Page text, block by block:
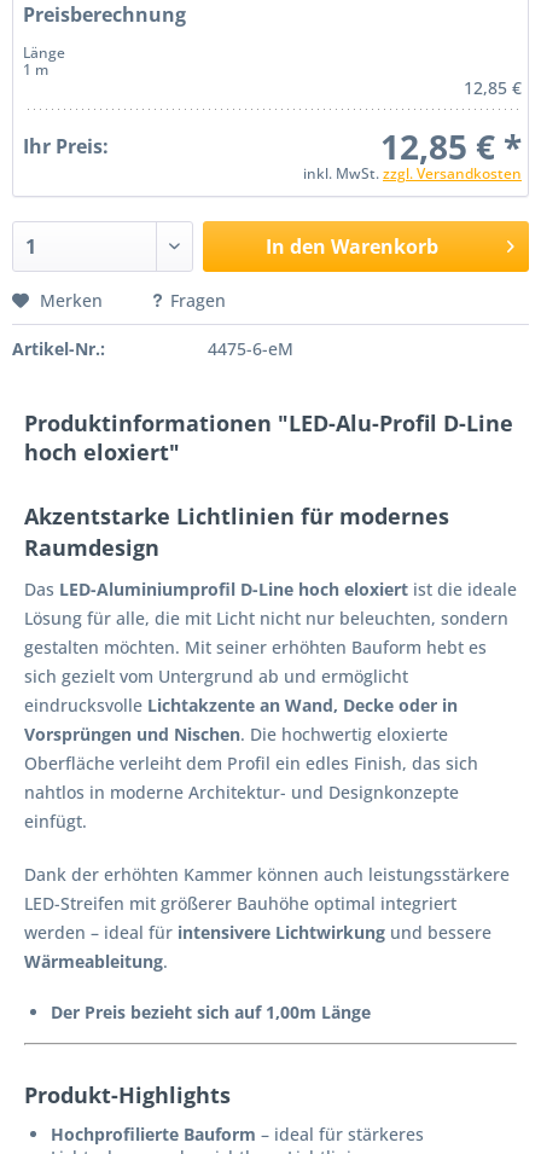
Preisberechnung
Länge
1 m
12,85 €
Ihr Preis: 12,85 € *
inkl. MwSt.zzgl. Versandkosten
In den Warenkorb
Merken Fragen
Artikel-Nr.: 4475-6-eM
Produktinformationen "LED-Alu-Profil D-Line
hoch eloxiert"
Akzentstarke Lichtlinien für modernes
Raumdesign
Das LED-Aluminiumprofil D-Line hoch eloxiert ist die ideale
Lösung für alle, die mit Licht nicht nur beleuchten, sondern
gestalten möchten. Mit seiner erhöhten Bauform hebt es
sich gezielt vom Untergrund ab und ermöglicht
eindrucksvolle Lichtakzente an Wand, Decke oder in
Vorsprüngen und Nischen. Die hochwertig eloxierte
Oberfläche verleiht dem Profil ein edles Finish, das sich
nahtlos in moderne Architektur- und Designkonzepte
einfügt.
Dank der erhöhten Kammer können auch leistungsstärkere
LED-Streifen mit größerer Bauhöhe optimal integriert
werden – ideal für intensivere Lichtwirkung und bessere
Wärmeableitung.
Der Preis bezieht sich auf 1,00m Länge
Produkt-Highlights
Hochprofilierte Bauform – ideal für stärkeres